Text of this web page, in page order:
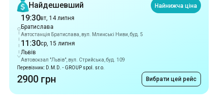
Найдешевший
Найнижча ціна
19:30вт, 14 липня
Братислава
Автостанція Братислава, вул. Млинські Ниви, буд. 5
11:30ср, 15 липня
Львів
Автовокзал "Львів", вул. Стрийська, буд. 109
Перевізник: D.M.D. - GROUP spol. sr.o.
2900 грн Вибрати цей рейс